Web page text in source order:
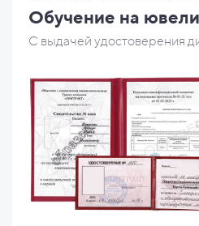
Обучение на
С выдачей удостоверения